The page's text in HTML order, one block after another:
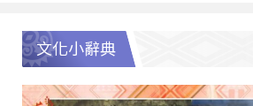
文化小辭典